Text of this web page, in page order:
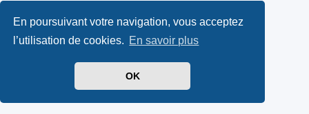
En poursuivant votre navigation, vous acceptez
l’utilisation de cookies. En savoir plus
OK